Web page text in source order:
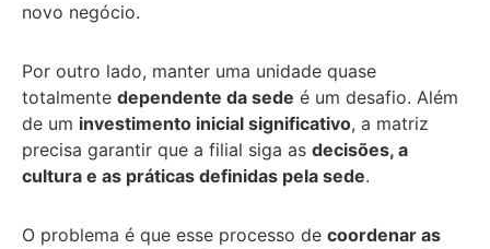
novo negócio.
Por outro lado, manter uma unidade quase
totalmente dependente da sede é um desafio. Além
de um investimento inicial significativo, a matriz
precisa garantir que a filial siga as decisões, a
cultura e as práticas definidas pela sede.
O problema é que esse processo de coordenar as